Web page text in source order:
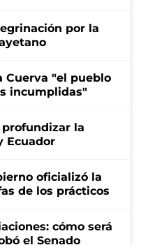
por la
Cuerva "el pueblo
incumplidas"
la
Ecuador
oficializó la
de los prácticos
cómo será
el Senado